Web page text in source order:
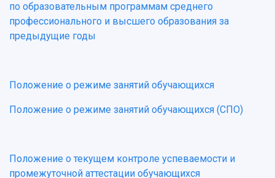
по образовательным программам среднего
профессионального и высшего образования за
предыдущие годы
Положение о режиме занятий обучающихся
Положение о режиме занятий обучающихся (СПО)
Положение о текущем контроле успеваемости и
промежуточной аттестации обучающихся